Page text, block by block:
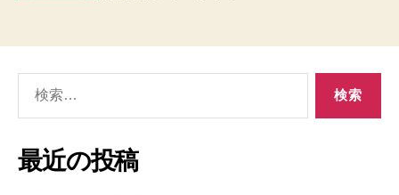
象:
最近の投稿